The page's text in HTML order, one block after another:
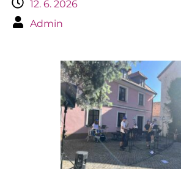
12. 6. 2026
Admin